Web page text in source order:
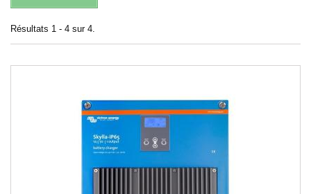
Résultats 1 - 4 sur 4.